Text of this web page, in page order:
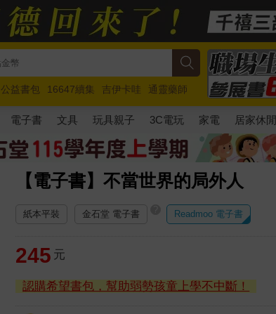
公益書包 16647續集 吉伊卡哇
通靈藥師
玩具總動員5 超慢跑
電子書 文具 玩具親子 3C電玩 家電 居家休閒
【電子書】不當世界的局外人
紙本平裝 金石堂 電子書 Readmoo 電子書
245 元
認購希望書包，幫助弱勢孩童上學不中斷！